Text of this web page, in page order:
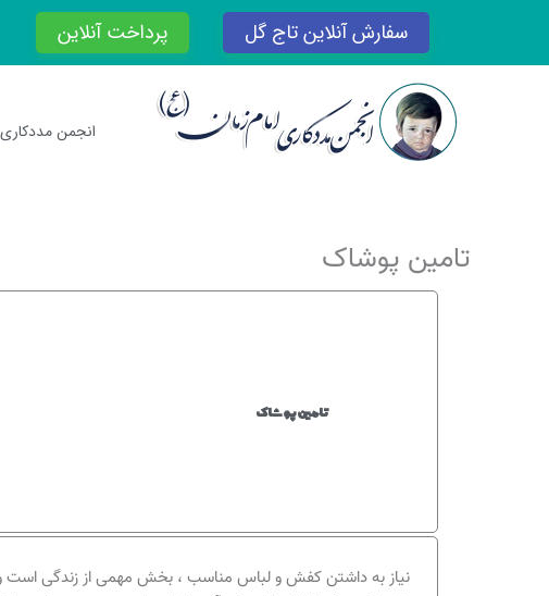
محتوا
سفارش آنلاین تاج گل پرداخت آنلاین
انجمن مددکاری
تامین پوشاک
تامین پوشاک
نیاز به داشتن کفش و لباس مناسب ، بخش مهمی از زندگی است و